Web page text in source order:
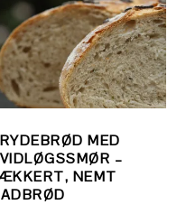
MED
–
NEMT